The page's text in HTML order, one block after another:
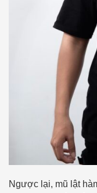
Ngược lại, mũ lật